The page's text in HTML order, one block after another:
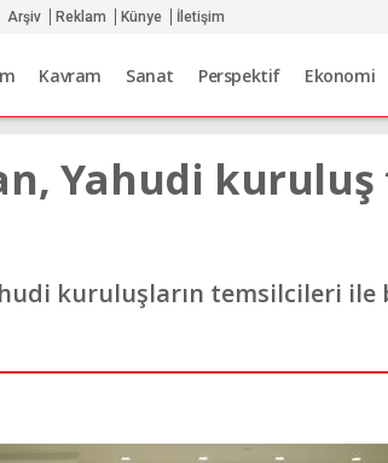
Arşiv Reklam Künye İletişim
Kavram Sanat Perspektif Ekonomi
Yahudi
kuruluşların temsilcileri